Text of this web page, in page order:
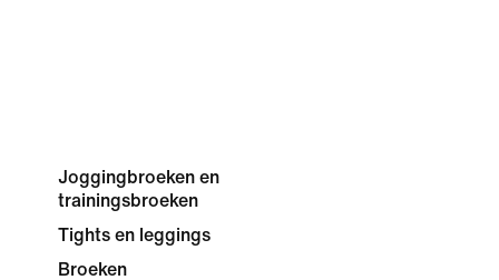
Joggingbroeken en
trainingsbroeken
Tights en leggings
Broeken